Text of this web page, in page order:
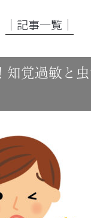
│記事一覧│
知覚過敏と